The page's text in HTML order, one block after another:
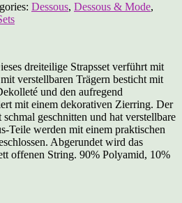
Dessous, Dessous & Mode,
dreiteilige Strapsset verführt mit
verstellbaren Trägern besticht mit
und den aufregend
mit einem dekorativen Zierring. Der
geschnitten und hat verstellbare
Teile werden mit einem praktischen
Abgerundet wird das
offenen String. 90% Polyamid, 10%